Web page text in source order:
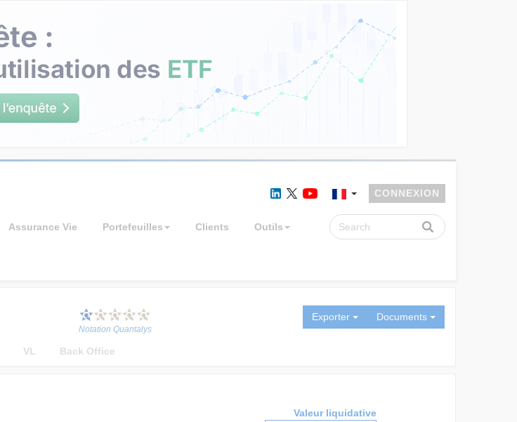
Assurance Vie Portefeuilles Clients Outils
CONNEXION
Notation Quantalys
Exporter Documents
VL Back Office
Valeur liquidative